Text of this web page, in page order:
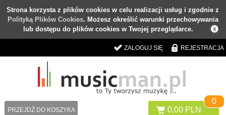
Strona korzysta z plików cookies w celu realizacji usług i zgodnie z
Polityką Plików Cookies. Możesz określić warunki przechowywania
lub dostępu do plików cookies w Twojej przeglądarce.
ZALOGUJ SIĘ REJESTRACJA
0,00 PLN
0
PRZEJDŹ DO KOSZYKA